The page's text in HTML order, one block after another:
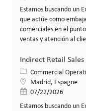
Estamos buscando un
que actúe como
comerciales en el
ventas y atención al
Indirect Retail
Catégorie
Commercial
Lieu Madrid, Espagne
Date de publication
07/22/2026
Estamos buscando un